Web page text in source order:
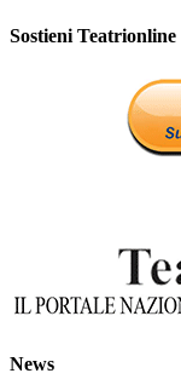
Sostieni Teatrionline
News